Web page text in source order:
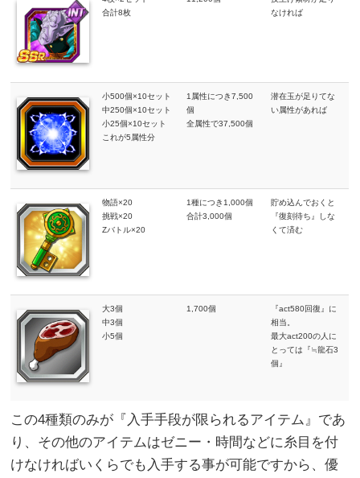
合計8枚
なければ
小500個×10セット
中250個×10セット
小25個×10セット
これが5属性分
1属性につき7,500
個
全属性で37,500個
潜在玉が足りてな
い属性があれば
物語×20
挑戦×20
Zバトル×20
1種につき1,000個
合計3,000個
貯め込んでおくと
『復刻待ち』しな
くて済む
大3個
中3個
小5個
1,700個
『act580回復』に
相当。
最大act200の人に
とっては『≒龍石3
個』
この4種類のみが『入手手段が限られるアイテム』であ
り、その他のアイテムはゼニー・時間などに糸目を付
けなければいくらでも入手する事が可能ですから、優